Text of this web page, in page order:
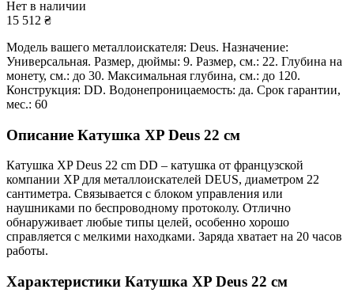
Нет в наличии
15 512 ₴
Модель вашего металлоискателя: Deus. Назначение:
Универсальная. Размер, дюймы: 9. Размер, см.: 22. Глубина на
монету, см.: до 30. Максимальная глубина, см.: до 120.
Конструкция: DD. Водонепроницаемость: да. Срок гарантии,
мес.: 60
Описание Катушка XP Deus 22 см
Катушка XP Deus 22 cm DD – катушка от французской
компании XP для металлоискателей DEUS, диаметром 22
сантиметра. Связывается с блоком управления или
наушниками по беспроводному протоколу. Отлично
обнаруживает любые типы целей, особенно хорошо
справляется с мелкими находками. Заряда хватает на 20 часов
работы.
Характеристики Катушка XP Deus 22 см